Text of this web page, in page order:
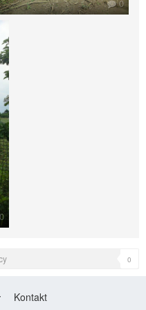
0
0
0
Kontakt